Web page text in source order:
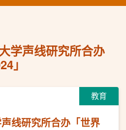
学声线研究所合办
」
教育
线研究所合办「世界